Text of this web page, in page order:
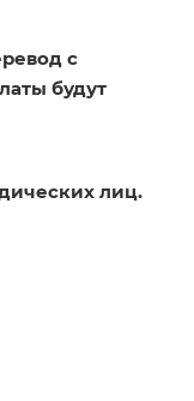
с
будут
лиц.